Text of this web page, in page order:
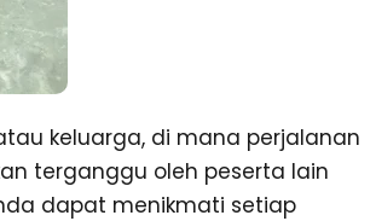
keluarga, di mana perjalanan
terganggu oleh peserta lain
dapat menikmati setiap